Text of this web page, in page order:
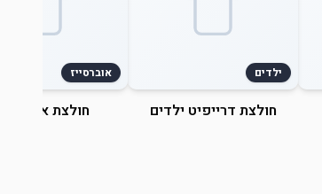
ילדים
חולצת דרייפיט ילדים
אוברסייז
חולצת